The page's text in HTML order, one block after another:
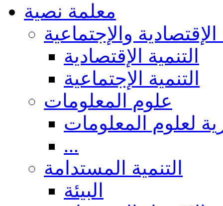
معلمة نصية
الإقتصادية والإجتماعية
التنمية الإقتصادية
التنمية الإجتماعية
علوم المعلومات
لعلوم المعلومات
...
التنمية المستدامة
البيئة